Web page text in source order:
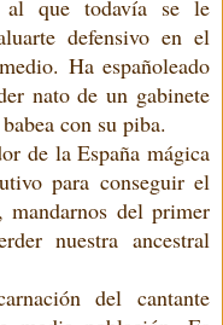
al que todavía se le
defensivo en el
Ha españoleado
nato de un gabinete
con su piba.
de la España mágica
para conseguir el
mandarnos del primer
nuestra ancestral
del cantante